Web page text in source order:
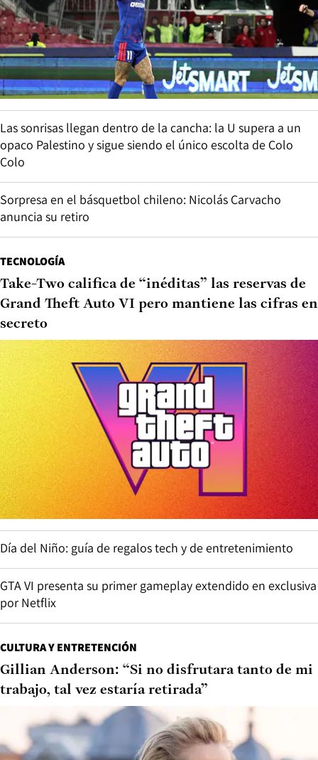
Las sonrisas llegan dentro de la cancha: la U supera a un
opaco Palestino y sigue siendo el único escolta de Colo
Colo
Sorpresa en el básquetbol chileno: Nicolás Carvacho
anuncia su retiro
TECNOLOGÍA
Take-Two califica de “inéditas” las reservas de
Grand Theft Auto VI pero mantiene las cifras en
secreto
Día del Niño: guía de regalos tech y de entretenimiento
GTA VI presenta su primer gameplay extendido en exclusiva
por Netflix
CULTURA Y ENTRETENCIÓN
Gillian Anderson: “Si no disfrutara tanto de mi
trabajo, tal vez estaría retirada”